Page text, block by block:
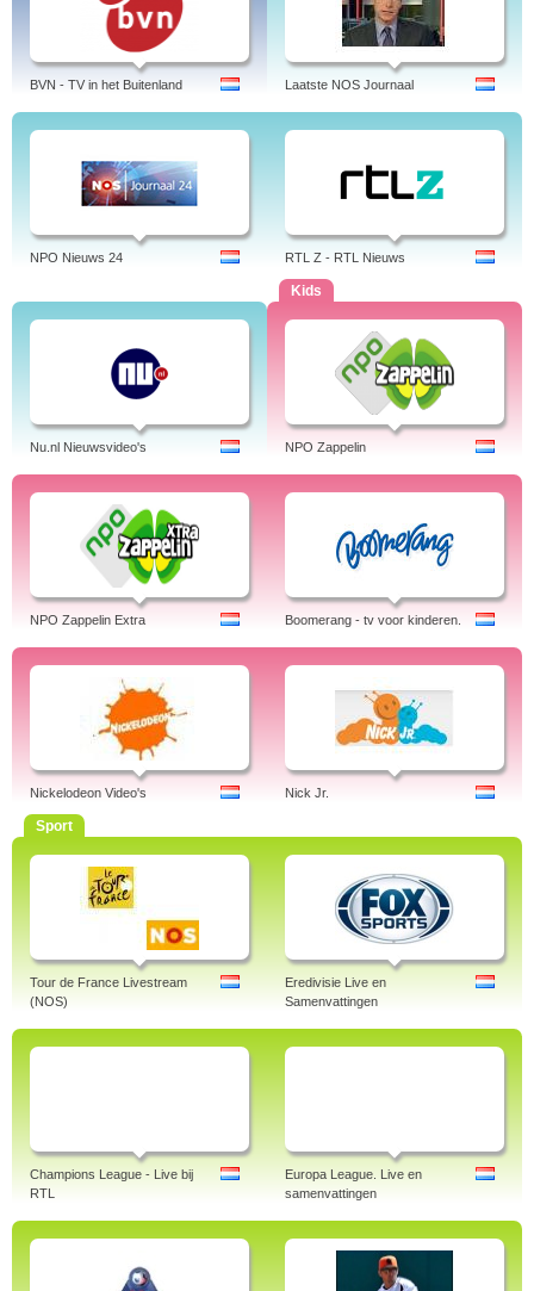
BVN - TV in het Buitenland Laatste NOS Journaal
NPO Nieuws 24 RTL Z - RTL Nieuws
Nu.nl Nieuwsvideo's
Kids
NPO Zappelin
NPO Zappelin Extra Boomerang - tv voor kinderen.
Nickelodeon Video's Nick Jr.
Sport
Tour de France Livestream
(NOS)
Eredivisie Live en
Samenvattingen
Champions League - Live bij
RTL
Europa League. Live en
samenvattingen